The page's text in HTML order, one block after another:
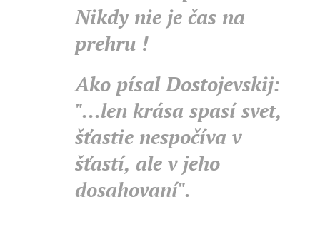
Nikdy nie je čas na
prehru !
Ako písal Dostojevskij:
"...len krása spasí svet,
šťastie nespočíva v
šťastí, ale v jeho
dosahovaní".